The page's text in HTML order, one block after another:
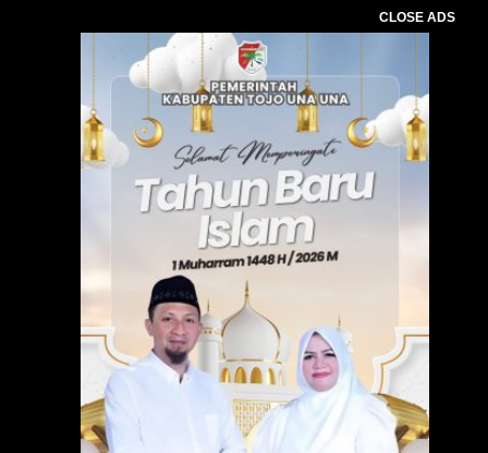
CLOSE ADS